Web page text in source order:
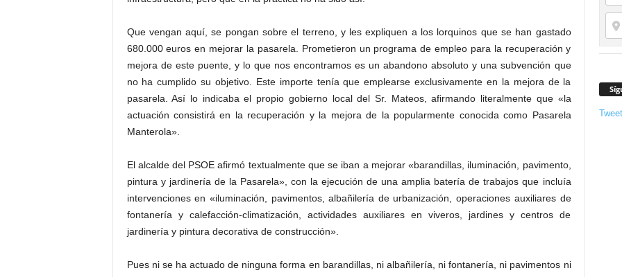
Que vengan aquí, se pongan sobre el terreno, y les expliquen a los lorquinos que se han gastado
680.000 euros en mejorar la pasarela. Prometieron un programa de empleo para la recuperación y
mejora de este puente, y lo que nos encontramos es un abandono absoluto y una subvención que
no ha cumplido su objetivo. Este importe tenía que emplearse exclusivamente en la mejora de la
pasarela. Así lo indicaba el propio gobierno local del Sr. Mateos, afirmando literalmente que «la
actuación consistirá en la recuperación y la mejora de la popularmente conocida como Pasarela
Manterola».
El alcalde del PSOE afirmó textualmente que se iban a mejorar «barandillas, iluminación, pavimento,
pintura y jardinería de la Pasarela», con la ejecución de una amplia batería de trabajos que incluía
intervenciones en «iluminación, pavimentos, albañilería de urbanización, operaciones auxiliares de
fontanería y calefacción-climatización, actividades auxiliares en viveros, jardines y centros de
jardinería y pintura decorativa de construcción».
Pues ni se ha actuado de ninguna forma en barandillas, ni albañilería, ni fontanería, ni pavimentos ni